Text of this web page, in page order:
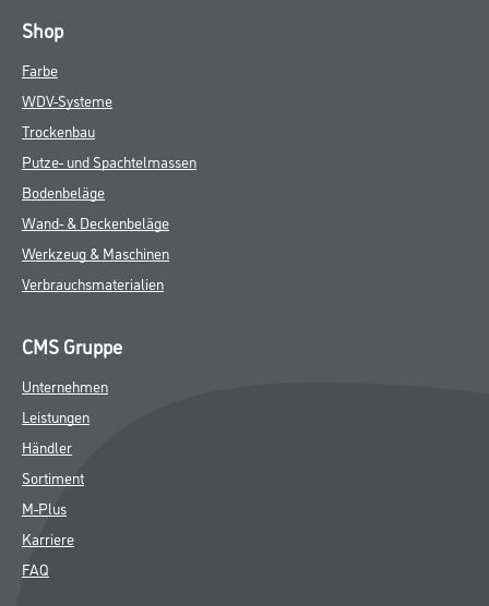
Shop
Farbe
WDV-Systeme
Trockenbau
Putze- und Spachtelmassen
Bodenbeläge
Wand- & Deckenbeläge
Werkzeug & Maschinen
Verbrauchsmaterialien
CMS Gruppe
Unternehmen
Leistungen
Händler
Sortiment
M-Plus
Karriere
FAQ